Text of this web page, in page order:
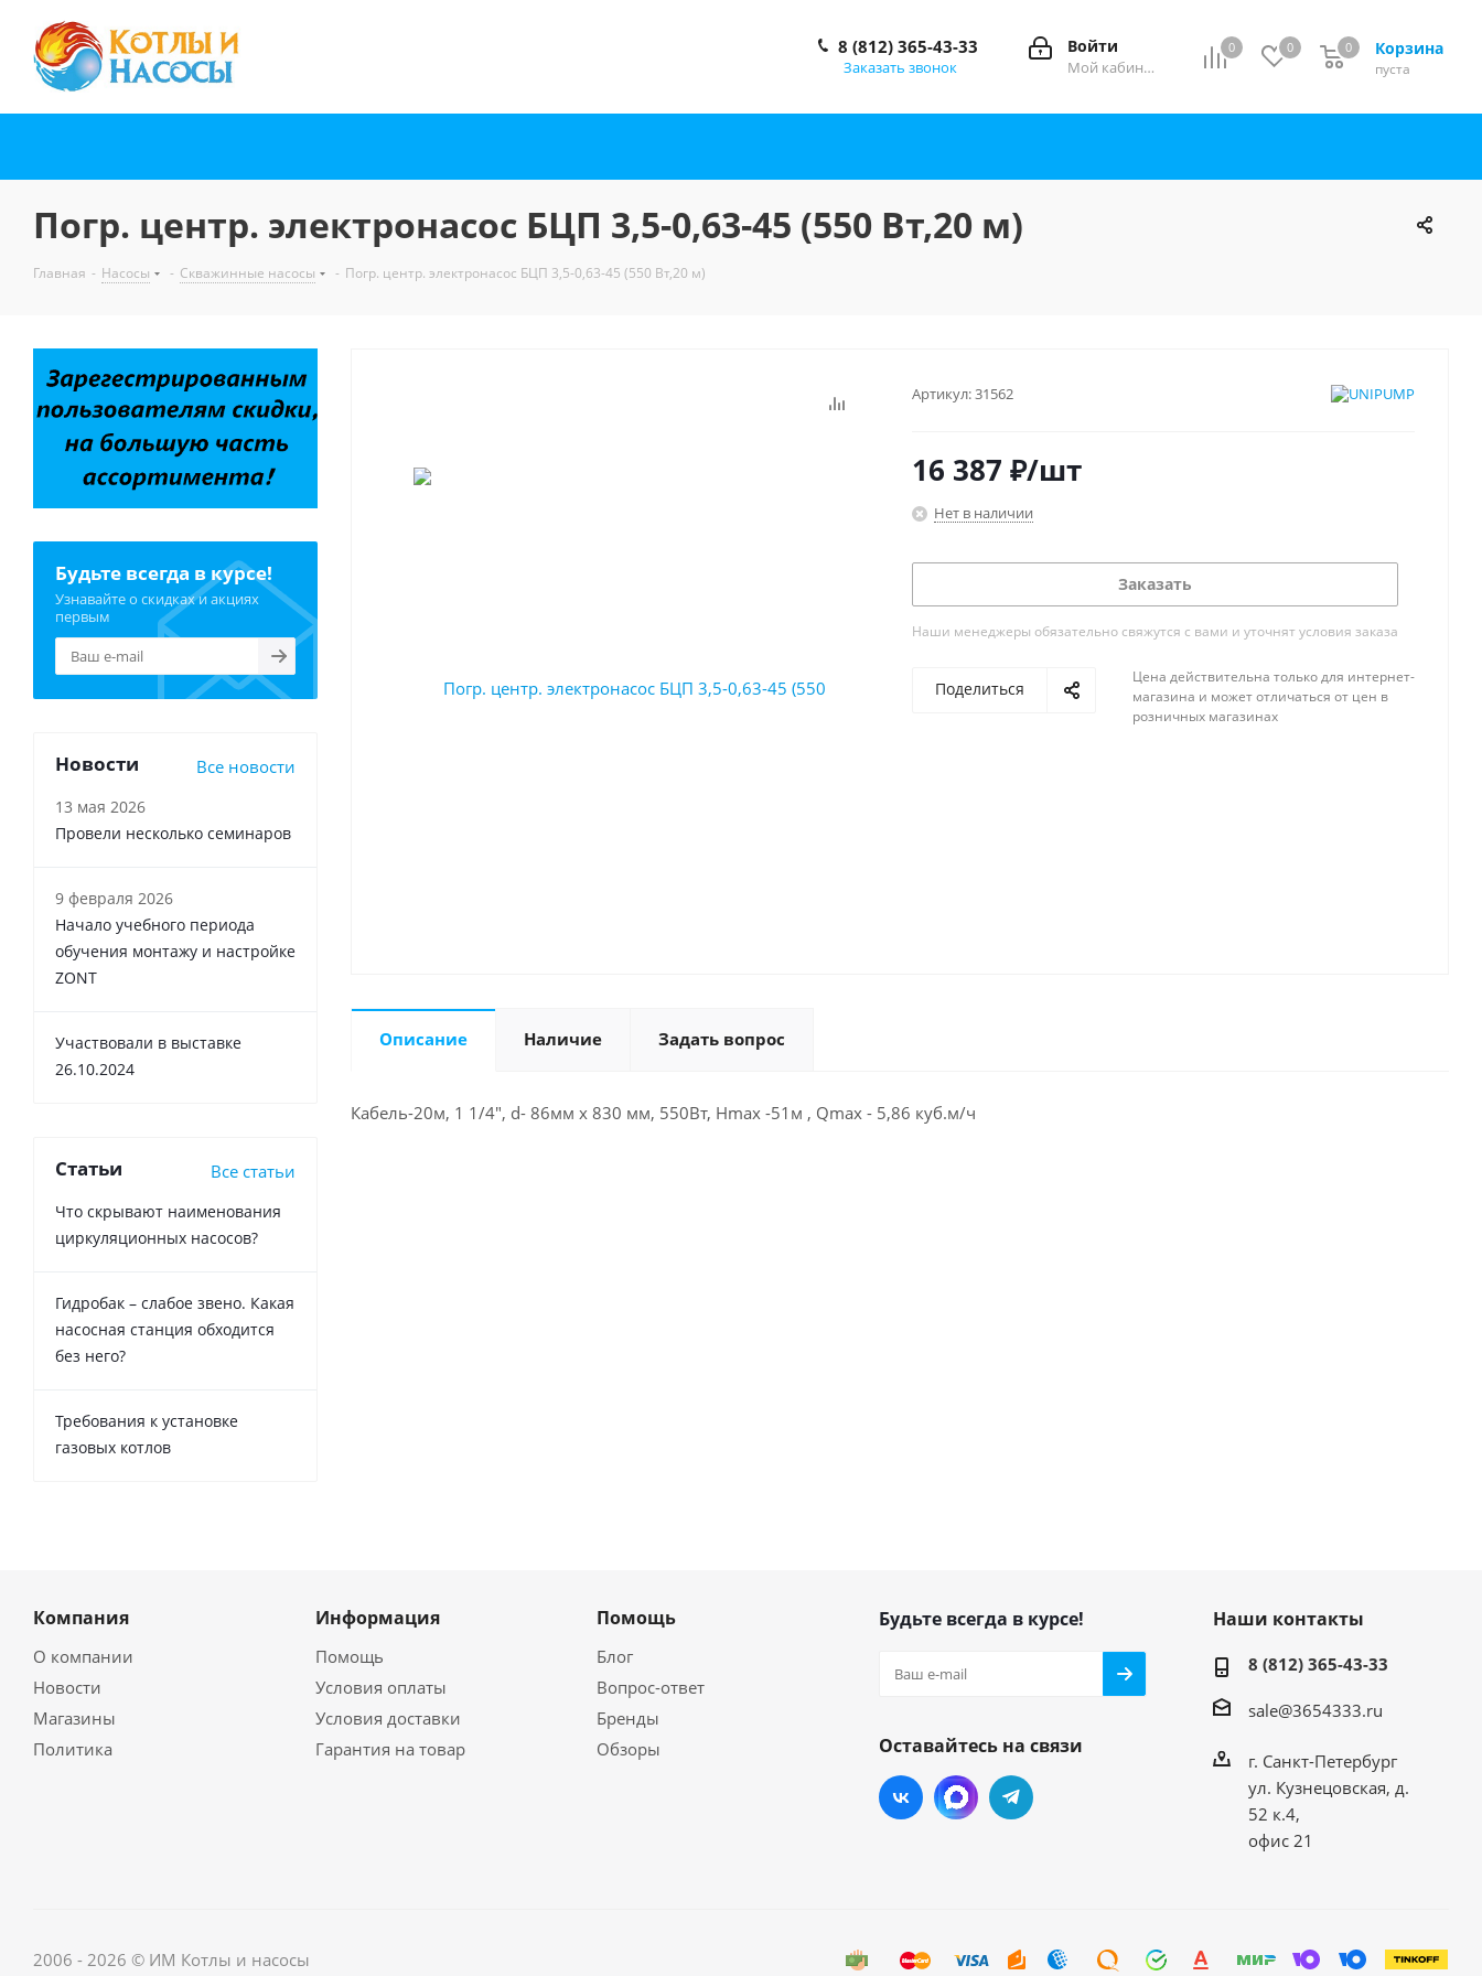
0 0 Корзина
0
пуста
0
Войти
Мой кабинет
8 (812) 365-43-33
Заказать звонок
Погр. центр. электронасос БЦП 3,5-0,63-45 (550 Вт,20 м)
Главная - Насосы - Скважинные насосы - Погр. центр. электронасос БЦП 3,5-0,63-45 (550 Вт,20 м)
Артикул:31562
16 387 ₽/шт
Нет в наличии
Заказать
Наши менеджеры обязательно свяжутся с вами и уточнят условия заказа
Поделиться
Цена действительна только для интернет-
магазина и может отличаться от цен в
розничных магазинах
Описание Наличие Задать вопрос
Кабель-20м, 1 1/4", d- 86мм х 830 мм, 550Вт, Нmax -51м , Qmax - 5,86 куб.м/ч
Будьте всегда в курсе!
Узнавайте о скидках и акциях
первым
Новости Все новости
13 мая 2026
Провели несколько семинаров
9 февраля 2026
Начало учебного периода
обучения монтажу и настройке
ZONT
Участвовали в выставке
26.10.2024
Статьи Все статьи
Что скрывают наименования
циркуляционных насосов?
Гидробак – слабое звено. Какая
насосная станция обходится
без него?
Требования к установке
газовых котлов
Компания
О компании
Новости
Магазины
Политика
Информация
Помощь
Условия оплаты
Условия доставки
Гарантия на товар
Помощь
Блог
Вопрос-ответ
Бренды
Обзоры
Будьте всегда в курсе!
Оставайтесь на связи
Наши контакты
8 (812) 365-43-33
sale@3654333.ru
г. Санкт-Петербург
ул. Кузнецовская, д.
52 к.4,
офис 21
2006 - 2026 © ИМ Котлы и насосы